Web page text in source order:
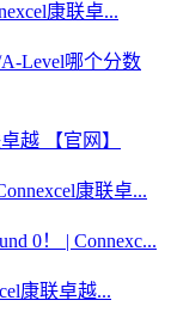
康联卓...
Level哪个分数
越 【官网】
康联卓...
0！ | Connexc...
康联卓越...